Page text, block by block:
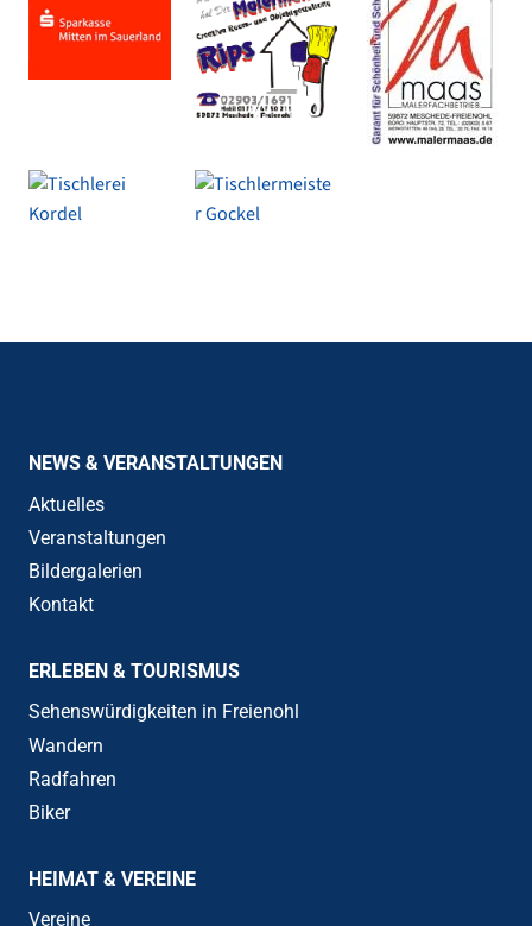
NEWS & VERANSTALTUNGEN
Aktuelles
Veranstaltungen
Bildergalerien
Kontakt
ERLEBEN & TOURISMUS
Sehenswürdigkeiten in Freienohl
Wandern
Radfahren
Biker
HEIMAT & VEREINE
Vereine